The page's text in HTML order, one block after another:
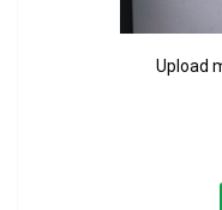
Upload